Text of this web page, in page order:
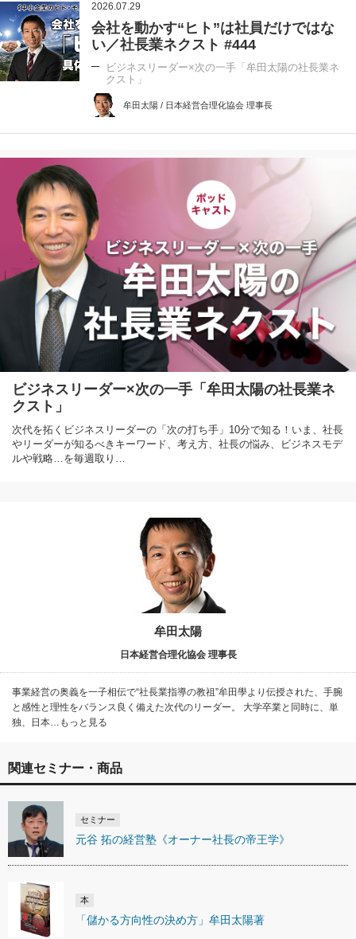
2026.07.29
会社を動かす“ヒト”は社員だけではな
い／社長業ネクスト #444
ビジネスリーダー×次の一手「牟田太陽の社長業ネ
クスト」
牟田太陽 / 日本経営合理化協会 理事長
ビジネスリーダー×次の一手「牟田太陽の社長業ネ
クスト」
次代を拓くビジネスリーダーの「次の打ち手」10分で知る！いま、社長
やリーダーが知るべきキーワード、考え方、社長の悩み、ビジネスモデ
ルや戦略…を毎週取り…
牟田太陽
日本経営合理化協会 理事長
事業経営の奥義を一子相伝で“社長業指導の教祖”牟田學より伝授された、手腕
と感性と理性をバランス良く備えた次代のリーダー。 大学卒業と同時に、単
独、日本…もっと見る
関連セミナー・商品
セミナー
元谷 拓の経営塾《オーナー社長の帝王学》
本
「儲かる方向性の決め方」牟田太陽著